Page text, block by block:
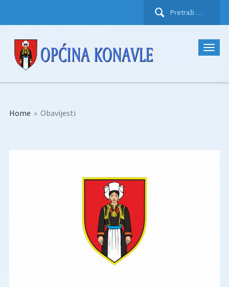
Pretraži:
Home » Obavijesti